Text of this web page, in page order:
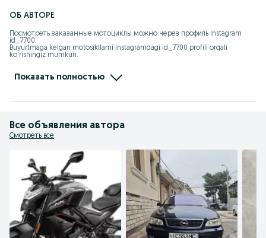
ОБ АВТОРЕ
Посмотреть заказанные мотоциклы можно через профиль Instagram
id_7700.
Buyurtmaga kelgan motosikllarni Instagramdagi id_7700 profili orqali
ko'rishingiz mumkun.
t.me/ChineseMotouz
Показать полностью
Все объявления автора
Смотреть все